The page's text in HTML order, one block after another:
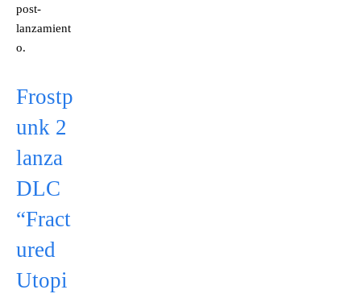
post-
lanzamient
o.
Frostp
unk 2
lanza
DLC
“Fract
ured
Utopi